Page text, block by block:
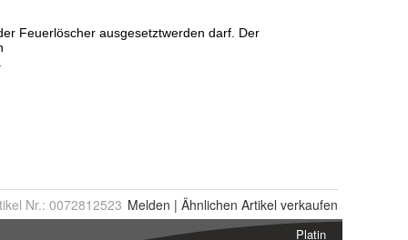
Nr.: 0072812523 Melden | Ähnlichen Artikel verkaufen
Platin